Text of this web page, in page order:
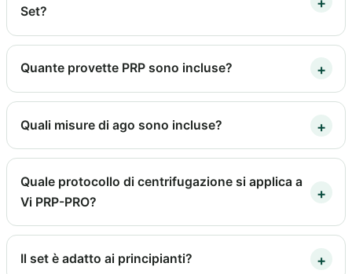
Set?
Quante provette PRP sono incluse?
Quali misure di ago sono incluse?
Quale protocollo di centrifugazione si applica a
Vi PRP-PRO?
Il set è adatto ai principianti?